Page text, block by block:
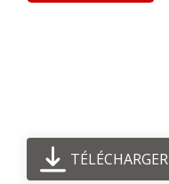
TÉLÉCHARGER